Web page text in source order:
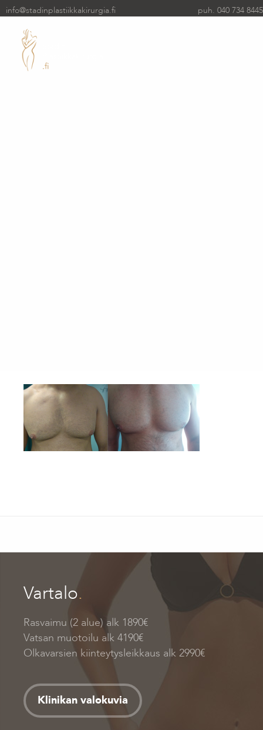
info@stadinplastiikkakirurgia.fi puh. 040 734 8445
Vartalo.
Rasvaimu (2 alue) alk 1890€
Vatsan muotoilu alk 4190€
Olkavarsien kiinteytysleikkaus alk 2990€
Klinikan valokuvia